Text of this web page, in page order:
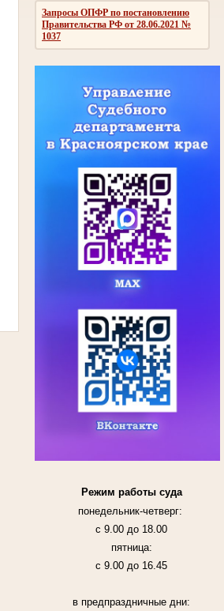
Запросы ОПФР по постановлению
Правительства РФ от 28.06.2021 №
1037
Режим работы суда
понедельник-четверг:
с 9.00 до 18.00
пятница:
с 9.00 до 16.45
в предпраздничные дни: